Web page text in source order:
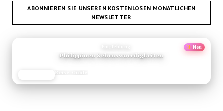
ABONNIEREN SIE UNSEREN KOSTENLOSEN MONATLICHEN
NEWSLETTER
Neu
Philippinen Sehenswuerdigkeiten
Reise-Guide